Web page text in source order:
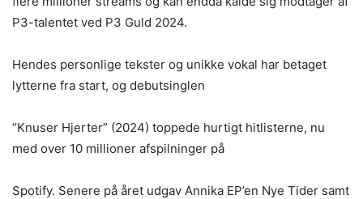
P3-talentet ved P3 Guld 2024.
Hendes personlige tekster og unikke vokal har betaget
lytterne fra start, og debutsinglen
“Knuser Hjerter” (2024) toppede hurtigt hitlisterne, nu
med over 10 millioner afspilninger på
Spotify. Senere på året udgav Annika EP’en Nye Tider samt